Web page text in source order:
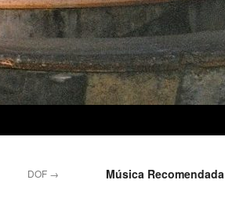
DOF → Música Recomendada